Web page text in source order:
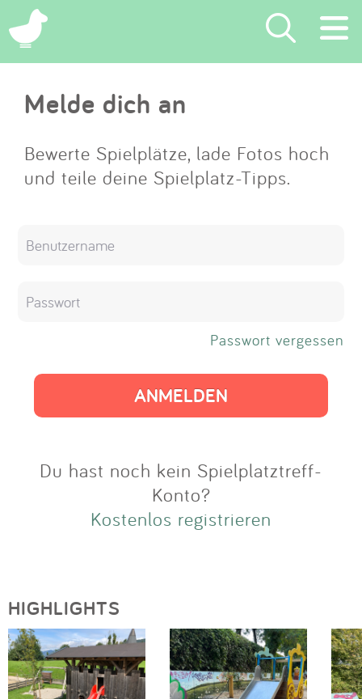
×
Suchen
Eintragen
App
Melde dich an
Bewerte Spielplätze, lade Fotos hoch
und teile deine Spielplatz-Tipps.
Passwort vergessen
Du hast noch kein Spielplatztreff-
Konto?
Kostenlos registrieren
HIGHLIGHTS